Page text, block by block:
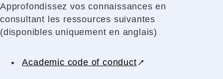
Approfondissez vos connaissances en
consultant les ressources suivantes
(disponibles uniquement en anglais)
Academic code of conduct